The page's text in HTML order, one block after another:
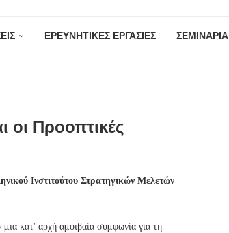
ΕΡΕΥΝΗΤΙΚΕΣ ΕΡΓΑΣΙΕΣ ΣΕΜΙΝΑΡΙΑ
οι Προοπτικές
Ινστιτούτου Στρατηγικών Μελετών
κατ’ αρχή αμοιβαία συμφωνία για τη